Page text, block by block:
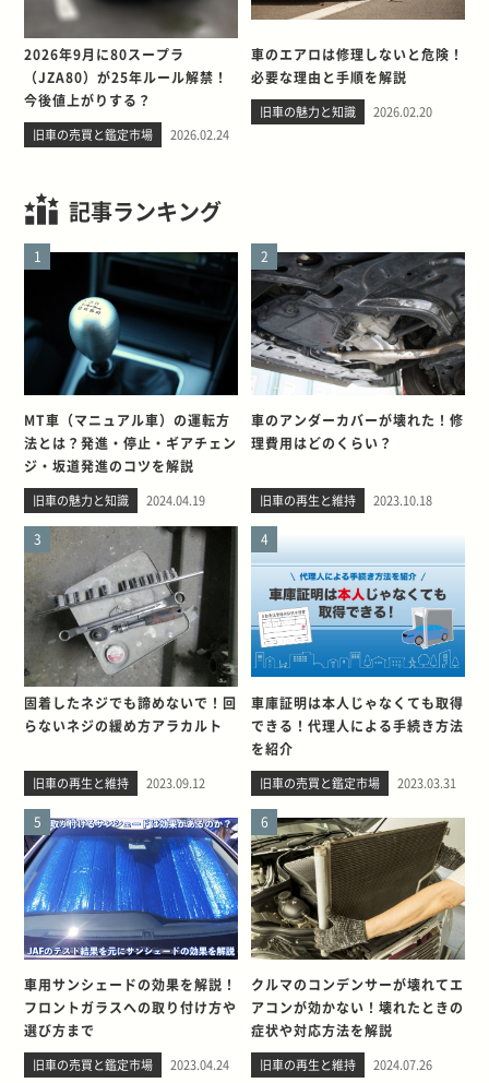
2026年9月に80スープラ
（JZA80）が25年ルール解禁！
今後値上がりする？
旧車の売買と鑑定市場 2026.02.24
車のエアロは修理しないと危険！
必要な理由と手順を解説
旧車の魅力と知識 2026.02.20
記事ランキング
1
MT車（マニュアル車）の運転方
法とは？発進・停止・ギアチェン
ジ・坂道発進のコツを解説
旧車の魅力と知識 2024.04.19
2
車のアンダーカバーが壊れた！修
理費用はどのくらい？
旧車の再生と維持 2023.10.18
3
固着したネジでも諦めないで！回
らないネジの緩め方アラカルト
旧車の再生と維持 2023.09.12
4
車庫証明は本人じゃなくても取得
できる！代理人による手続き方法
を紹介
旧車の売買と鑑定市場 2023.03.31
5
車用サンシェードの効果を解説！
フロントガラスへの取り付け方や
選び方まで
旧車の売買と鑑定市場 2023.04.24
6
クルマのコンデンサーが壊れてエ
アコンが効かない！壊れたときの
症状や対応方法を解説
旧車の再生と維持 2024.07.26